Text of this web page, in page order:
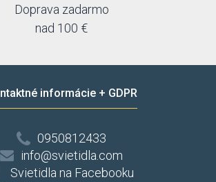
Doprava zadarmo
nad 100 €
informácie + GDPR
0950812433
info@svietidla.com
Svietidla na Facebooku